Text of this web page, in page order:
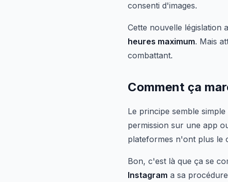
consenti d'images.
Cette nouvelle législation
heures maximum. Mais
combattant.
Comment ça
Le principe semble
permission sur une app
plateformes n'ont plus le
Bon, c'est là que ça se
Instagram a sa